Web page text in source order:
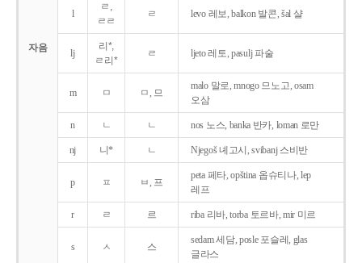
자음
l
ㄹ,
ㄹㄹ
ㄹ levo 레보, balkon 발콘, šal 샬
lj
리*,
ㄹ리*
ㄹ ljeto 레토, pasulj 파술
m ㅁ ㅁ, 므
malo 말로, mnogo 므노고, osam
오삼
n ㄴ ㄴ nos 노스, banka 반카, loman 로만
nj 니* ㄴ Njegoš 녜고시, svibanj 스비반
p ㅍ ㅂ, 프
peta 페타, opština 옵슈티나, lep
레프
r ㄹ 르 riba 리바, torba 토르바, mir 미르
s ㅅ 스
sedam 세담, posle 포슬레, glas
글라스